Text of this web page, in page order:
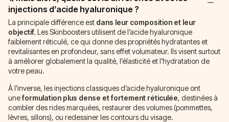
injections d’acide hyaluronique ?
La principale différence est dans leur composition et leur
objectif. Les Skinboosters utilisent de l’acide hyaluronique
faiblement réticulé, ce qui donne des propriétés hydratantes et
revitalisantes en profondeur, sans effet volumateur. Ils visent surtout
à améliorer globalement la qualité, l’élasticité et l’hydratation de
votre peau.
À l’inverse, les injections classiques d’acide hyaluronique ont
uneformulation plus dense et fortement réticulée, destinées à
combler des rides marquées, restaurer des volumes (pommettes,
lèvres, sillons), ou redessiner les contours du visage.